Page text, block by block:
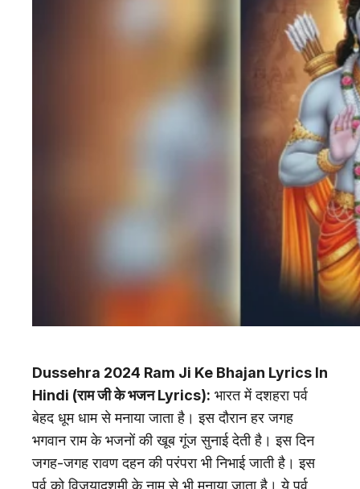
Dussehra 2024 Ram Ji Ke Bhajan Lyrics In
Hindi (राम जी के भजन Lyrics): भारत में दशहरा पर्व
बेहद धूम धाम से मनाया जाता है। इस दौरान हर जगह
भगवान राम के भजनों की खूब गूंज सुनाई देती है। इस दिन
जगह-जगह रावण दहन की परंपरा भी निभाई जाती है। इस
पर्व को विजयादशमी के नाम से भी मनाया जाता है। ये पर्व